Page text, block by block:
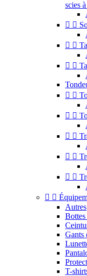
scies
 
 
 
 
 
 
 
 
 
Autres
Bottes
Gants
T-